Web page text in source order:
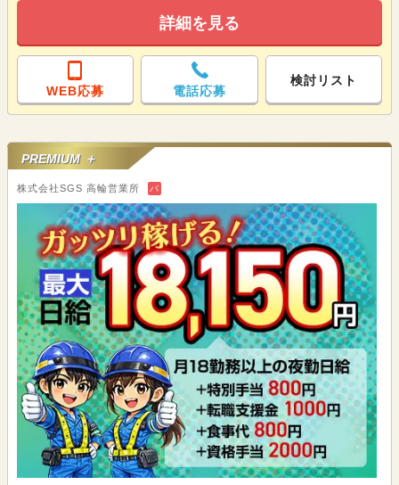
詳細を見る
WEB応募 電話応募
検討リスト
PREMIUM ＋
株式会社SGS 高輪営業所 バ